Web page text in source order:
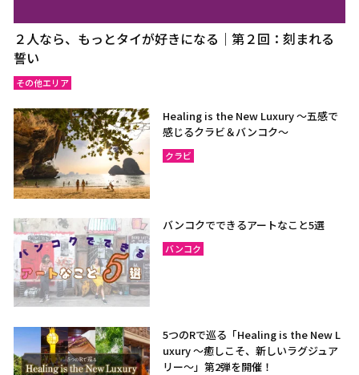
２人なら、もっとタイが好きになる｜第２回：刻まれる
誓い
その他エリア
Healing is the New Luxury ～五感で
感じるクラビ＆バンコク～
クラビ
バンコクでできるアートなこと5選
バンコク
5つのRで巡る「Healing is the New L
uxury ～癒しこそ、新しいラグジュア
リー〜」第2弾を開催！